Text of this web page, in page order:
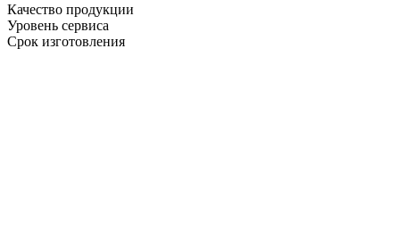
Качество продукции
Уровень сервиса
Срок изготовления